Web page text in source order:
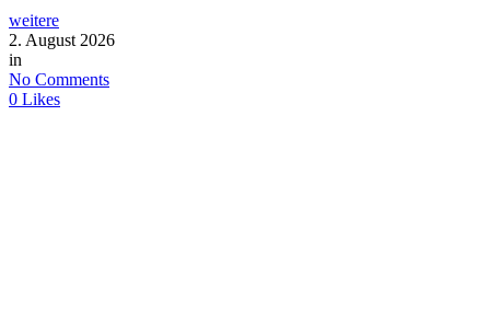
weitere
2. August 2026
in
No Comments
0 Likes